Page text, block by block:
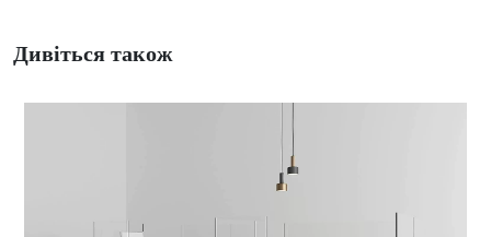
Дивіться також